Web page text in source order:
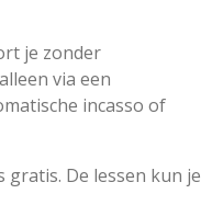
je zonder
via een
incasso of
De lessen kun je